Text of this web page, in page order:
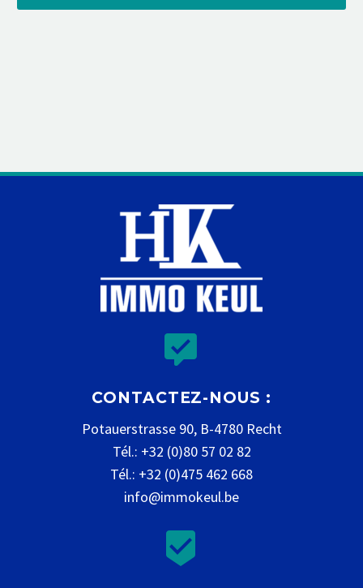


CONTACTEZ-NOUS :
Potauerstrasse 90, B-4780 Recht
Tél.: +32 (0)80 57 02 82
Tél.: +32 (0)475 462 668
info@immokeul.be

